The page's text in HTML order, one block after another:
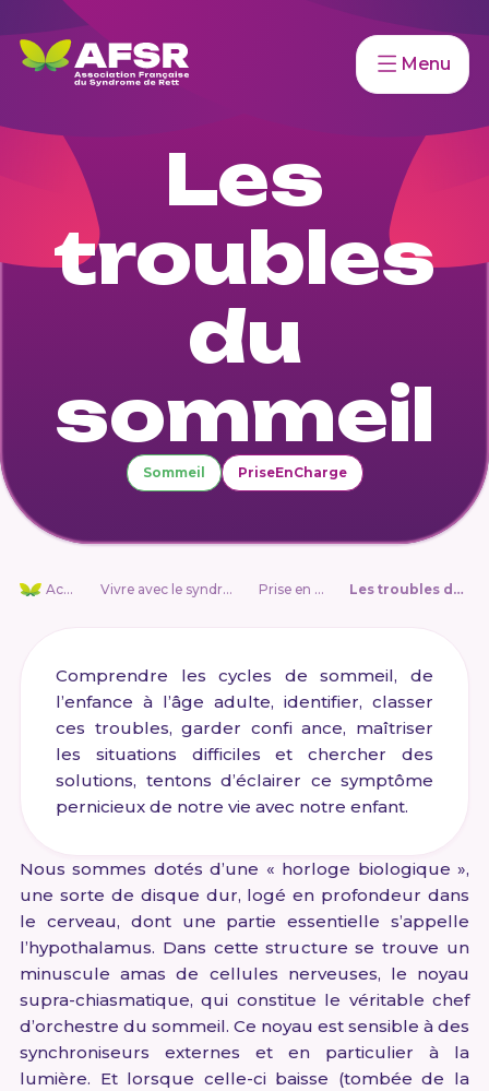
Menu
Les
troubles
du
sommeil
Sommeil PriseEnCharge
Accueil Vivre avec le syndrome de Rett Prise en charge Les troubles du sommeil
Comprendre les cycles de sommeil, de
l’enfance à l’âge adulte, identifier, classer
ces troubles, garder confi ance, maîtriser
les situations difficiles et chercher des
solutions, tentons d’éclairer ce symptôme
pernicieux de notre vie avec notre enfant.
Nous sommes dotés d’une « horloge biologique »,
une sorte de disque dur, logé en profondeur dans
le cerveau, dont une partie essentielle s’appelle
l’hypothalamus. Dans cette structure se trouve un
minuscule amas de cellules nerveuses, le noyau
supra-chiasmatique, qui constitue le véritable chef
d’orchestre du sommeil. Ce noyau est sensible à des
synchroniseurs externes et en particulier à la
lumière. Et lorsque celle-ci baisse (tombée de la